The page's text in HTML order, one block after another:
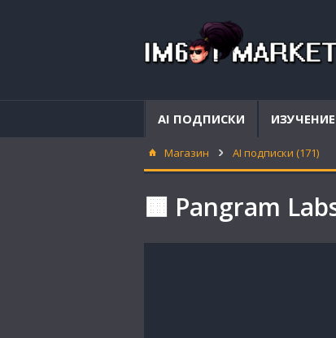
AI ПОДПИСКИ
Магазин AI подписки (171)
🟧 Pangram